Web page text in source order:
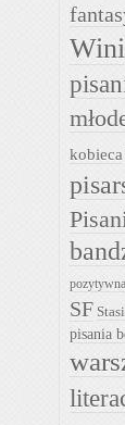
kobieca
pozytywna
SF
pisania